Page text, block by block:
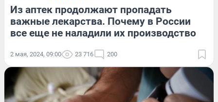
Из аптек продолжают пропадать
важные лекарства. Почему в России
все еще не наладили их производство
2 мая, 2024, 09:00 23 716 200